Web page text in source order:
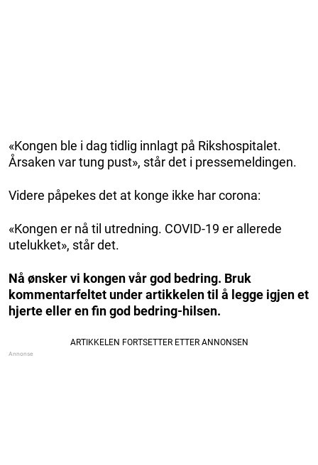
«Kongen ble i dag tidlig innlagt på Rikshospitalet.
Årsaken var tung pust», står det i pressemeldingen.
Videre påpekes det at konge ikke har corona:
«Kongen er nå til utredning. COVID-19 er allerede
utelukket», står det.
Nå ønsker vi kongen vår god bedring. Bruk
kommentarfeltet under artikkelen til å legge igjen et
hjerte eller en fin god bedring-hilsen.